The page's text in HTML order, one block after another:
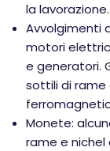
la lavorazione.
Avvolgimenti
motori
e generatori.
sottili di rame
Monete:
rame e